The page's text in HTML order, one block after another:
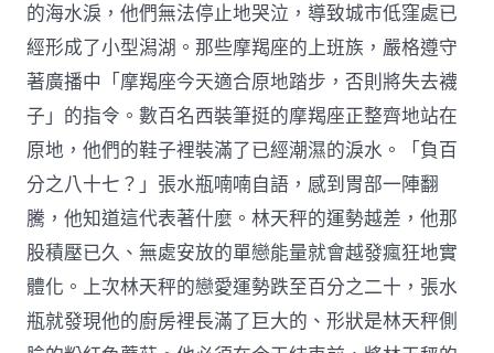
的海水淚，他們無法停止地哭泣，導致城市低窪處已
經形成了小型潟湖。那些摩羯座的上班族，嚴格遵守
著廣播中「摩羯座今天適合原地踏步，否則將失去襪
子」的指令。數百名西裝筆挺的摩羯座正整齊地站在
原地，他們的鞋子裡裝滿了已經潮濕的淚水。「負百
分之八十七？」張水瓶喃喃自語，感到胃部一陣翻
騰，他知道這代表著什麼。林天秤的運勢越差，他那
股積壓已久、無處安放的單戀能量就會越發瘋狂地實
體化。上次林天秤的戀愛運勢跌至百分之二十，張水
瓶就發現他的廚房裡長滿了巨大的、形狀是林天秤側